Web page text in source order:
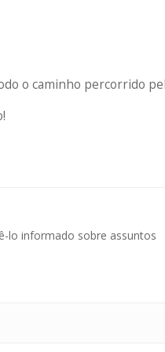
o caminho percorrido
lo informado sobre assuntos